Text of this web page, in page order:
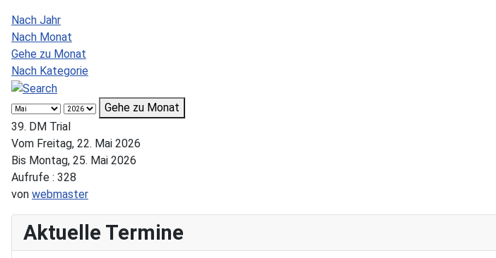
Nach Jahr
Nach Monat
Gehe zu Monat
Nach Kategorie
Gehe zu Monat
39. DM Trial
Vom Freitag, 22. Mai 2026
Bis Montag, 25. Mai 2026
Aufrufe : 328
von webmaster
Aktuelle Termine